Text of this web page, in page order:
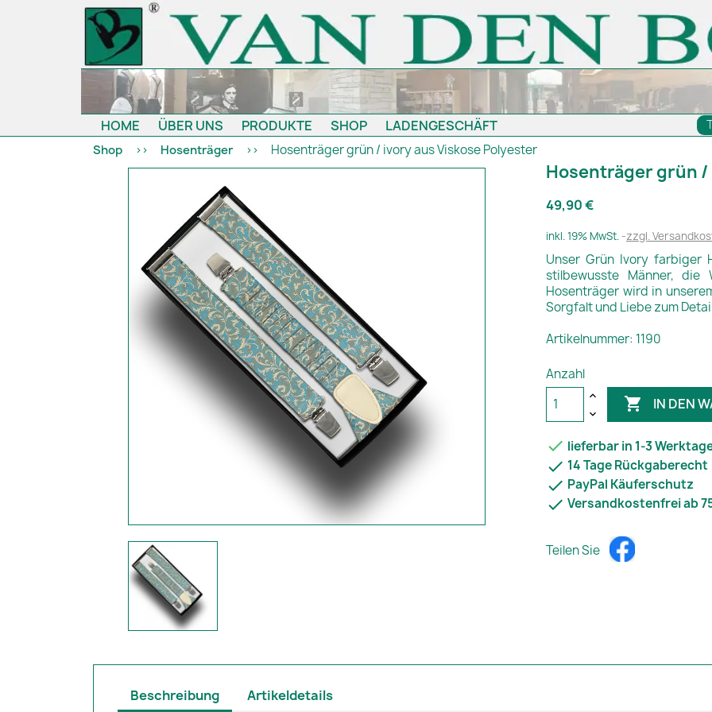
HOME
ÜBER UNS PRODUKTE SHOP LADENGESCHÄFT
Shop
Hosenträger Hosenträger grün / ivory aus Viskose Polyester
Hosenträger grün /
49,90 €
inkl. 19% MwSt. zzgl.
Unser Grün Ivory farbiger
stilbewusste Männer,
Hosenträger wird in
Sorgfalt und Liebe zum
Artikelnummer: 1190
Anzahl
 IN DEN
 lieferbar in 1-3
 14 Tage Rückgaberecht
 PayPal Käuferschutz
 Versandkostenfrei ab
Teilen Sie
Beschreibung Artikeldetails